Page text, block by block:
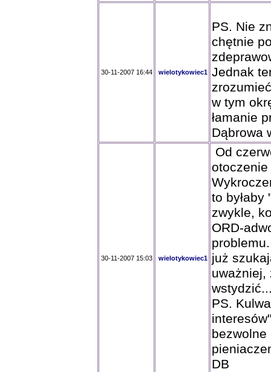
30-11-2007 16:44 wielotykowiec1
PS. Nie
chętnie
Jednak
w tym
łamanie
Dąbrowa
30-11-2007 15:03 wielotykowiec1
Od
otoczenie
to byłaby
zwykle,
ORD-
już
uważniej,
PS.
DB